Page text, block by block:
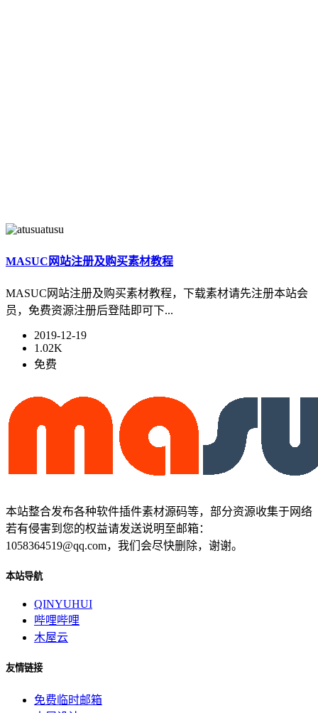
atusu
MASUC网站注册及购买素材教程
MASUC网站注册及购买素材教程，下载素材请先注册本站会
员，免费资源注册后登陆即可下...
2019-12-19
1.02K
免费
本站整合发布各种软件插件素材源码等，部分资源收集于网络
若有侵害到您的权益请发送说明至邮箱：
1058364519@qq.com，我们会尽快删除，谢谢。
本站导航
QINYUHUI
哔哩哔哩
木屋云
友情链接
免费临时邮箱